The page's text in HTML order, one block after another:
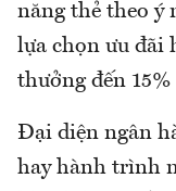
năng thẻ theo ý
lựa chọn ưu đãi
thưởng đến
Đại diện ngân
hay hành trình